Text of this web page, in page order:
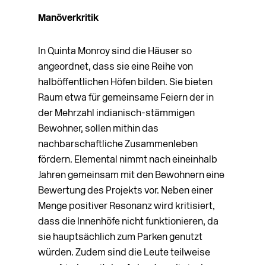
Manöverkritik
In Quinta Monroy sind die Häuser so
angeordnet, dass sie eine Reihe von
halböffentlichen Höfen bilden. Sie bieten
Raum etwa für gemeinsame Feiern der in
der Mehrzahl indianisch-stämmigen
Bewohner, sollen mithin das
nachbarschaftliche Zusammenleben
fördern. Elemental nimmt nach eineinhalb
Jahren gemeinsam mit den Bewohnern eine
Bewertung des Projekts vor. Neben einer
Menge positiver Resonanz wird kritisiert,
dass die Innenhöfe nicht funktionieren, da
sie hauptsächlich zum Parken genutzt
würden. Zudem sind die Leute teilweise